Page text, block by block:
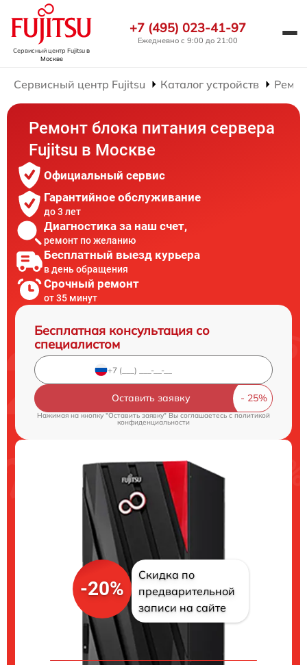
Сервисный центр Fujitsuв
Москве
+7 (495) 023-41-97
Ежедневно с 9:00 до 21:00
Сервисный центр Fujitsu Каталог устройств
Ремонт блока питания сервера
Fujitsu в Москве
Официальный сервис
Гарантийное обслуживание
до 3 лет
Диагностика за наш счет,
ремонт по желанию
Бесплатный выезд курьера
в день обращения
Срочный ремонт
от 35 минут
Бесплатная консультация со
специалистом
Оставить заявку
Нажимая на кнопку "Оставить заявку" Вы соглашаетесь cполитикой
конфиденциальности
-20%
Скидка по
предварительной
записи на сайте